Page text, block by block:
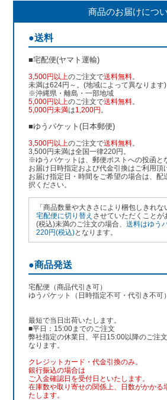
商品のお届けにつ
●送料
■宅配便(ヤマト運輸)
3,500円以上のご注文で送料無料。
未満は624円～。(地域によって異なります)
※沖縄県・離島・一部地域
5,000円以上のご注文で送料無料。
5,000円未満は1,200円 。
■ゆうパケット(日本郵便)
3,500円以上のご注文で送料無料。
3,500円未満は全国一律220円。
※ゆうパケットは、郵便ポストへの投函と
お届け日時指定および代金引換はご利用頂
お届け指定日・時間をご希望の場合は、配
択ください。
「商品数量や大きさにより梱包しきれな
宅配便に切り替え させていただくことが
(税込)未満のご注文の場合、送料はゆう
220円(税込)となります。
●商品発送
宅配便（商品代引き可）
ゆうパケット（日時指定不可・代引き不可）
最短で当日出荷いたします。
■平日：15:00までのご注文
弊社指定の休業日、平日15:00以降のご注
なります。
クレジットカード・代金引換のみ。
銀行振込の場合は
ご入金確認日を受付日といたします。
在庫数や取り寄せの関係上、日数がかかる
たします。